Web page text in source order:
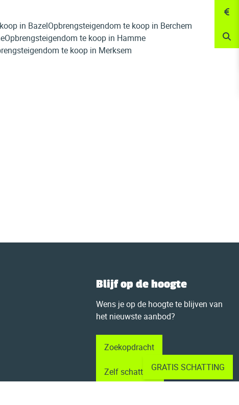
in BazelOpbrengsteigendom te koop in Berchem
Opbrengsteigendom te koop in Hamme
te koop in Merksem
Blijf op de hoogte
Wens je op de hoogte te blijven van
het nieuwste aanbod?
Zoekopdracht
Zelf schatten?GRATIS SCHATTING